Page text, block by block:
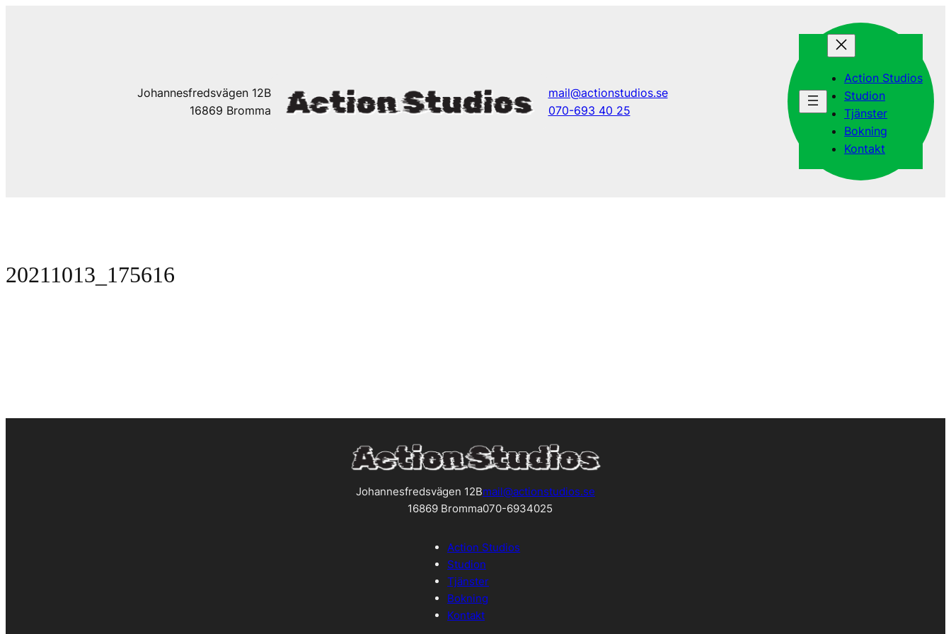
Johannesfredsvägen 12B
16869 Bromma
mail@actionstudios.se
070-693 40 25
Action Studios
Studion
Tjänster
Bokning
Kontakt
20211013_175616
Johannesfredsvägen 12B
16869 Bromma
mail@actionstudios.se
070-6934025
Action Studios
Studion
Tjänster
Bokning
Kontakt